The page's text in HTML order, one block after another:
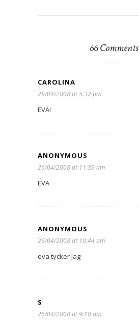
66 Comments
CAROLINA
28/04/2008 at 5:32 pm
EVA!
ANONYMOUS
26/04/2008 at 11:39 am
EVA
ANONYMOUS
26/04/2008 at 10:44 am
eva tycker jag
S
26/04/2008 at 9:10 am